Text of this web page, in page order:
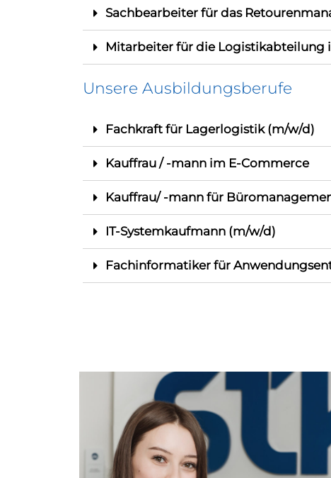
Sachbearbeiter für das
Mitarbeiter für die Logistikabteilung
Unsere Ausbildungsberufe
Fachkraft für Lagerlogistik (m/w/d)
Kauffrau / -mann im E-Commerce
Kauffrau/ -mann für
IT-Systemkaufmann (m/w/d)
Fachinformatiker für